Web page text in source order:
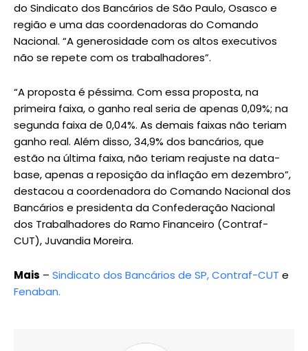
do Sindicato dos Bancários de São Paulo, Osasco e
região e uma das coordenadoras do Comando
Nacional. “A generosidade com os altos executivos
não se repete com os trabalhadores”.
“A proposta é péssima. Com essa proposta, na
primeira faixa, o ganho real seria de apenas 0,09%; na
segunda faixa de 0,04%. As demais faixas não teriam
ganho real. Além disso, 34,9% dos bancários, que
estão na última faixa, não teriam reajuste na data-
base, apenas a reposição da inflação em dezembro”,
destacou a coordenadora do Comando Nacional dos
Bancários e presidenta da Confederação Nacional
dos Trabalhadores do Ramo Financeiro (Contraf-
CUT), Juvandia Moreira.
Mais – Sindicato dos Bancários de SP,Contraf-CUT e
Fenaban.